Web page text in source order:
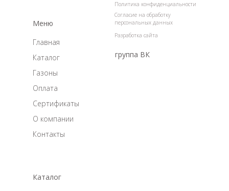
Главная
Политика конфиденциальности
Разработка сайта
Согласие на обработку
персональных данных
Каталог
Газоны
Оплата
Сертификаты
О компании
Контакты
Меню
Каталог
группа ВК